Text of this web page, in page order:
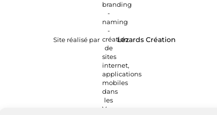
Site réalisé par Lézards Création